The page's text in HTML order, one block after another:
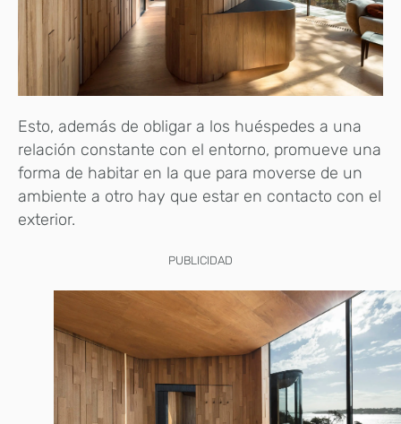
Esto, además de obligar a los huéspedes a una
relación constante con el entorno, promueve una
forma de habitar en la que para moverse de un
ambiente a otro hay que estar en contacto con el
exterior.
PUBLICIDAD